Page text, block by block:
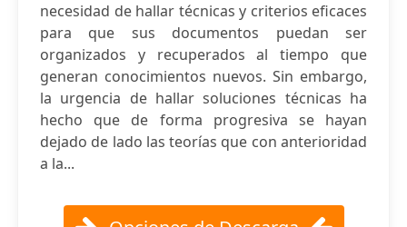
necesidad de hallar técnicas y criterios eficaces
para que sus documentos puedan ser
organizados y recuperados al tiempo que
generan conocimientos nuevos. Sin embargo,
la urgencia de hallar soluciones técnicas ha
hecho que de forma progresiva se hayan
dejado de lado las teorías que con anterioridad
a la...